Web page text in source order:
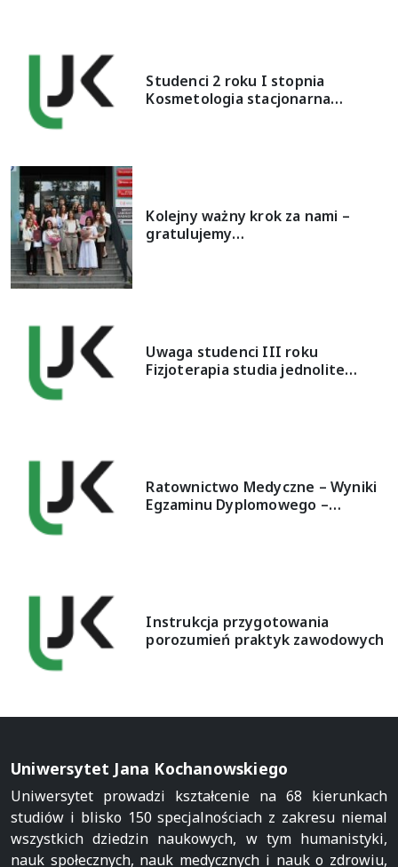
Studenci 2 roku I stopnia
Kosmetologia stacjonarna…
Kolejny ważny krok za nami –
gratulujemy…
Uwaga studenci III roku
Fizjoterapia studia jednolite…
Ratownictwo Medyczne – Wyniki
Egzaminu Dyplomowego –…
Instrukcja przygotowania
porozumień praktyk zawodowych
Uniwersytet Jana Kochanowskiego
Uniwersytet prowadzi kształcenie na 68 kierunkach
studiów i blisko 150 specjalnościach z zakresu niemal
wszystkich dziedzin naukowych, w tym humanistyki,
nauk społecznych, nauk medycznych i nauk o zdrowiu,